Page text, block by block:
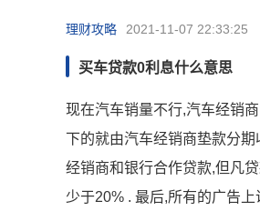
理财攻略 2021-11-07 22:33:25
买车贷款0利息什么意思
现在汽车销量不行,汽车经销
下的就由汽车经销商垫款分
经销商和银行合作贷款,但凡
少于20% . 最后,所有的广告